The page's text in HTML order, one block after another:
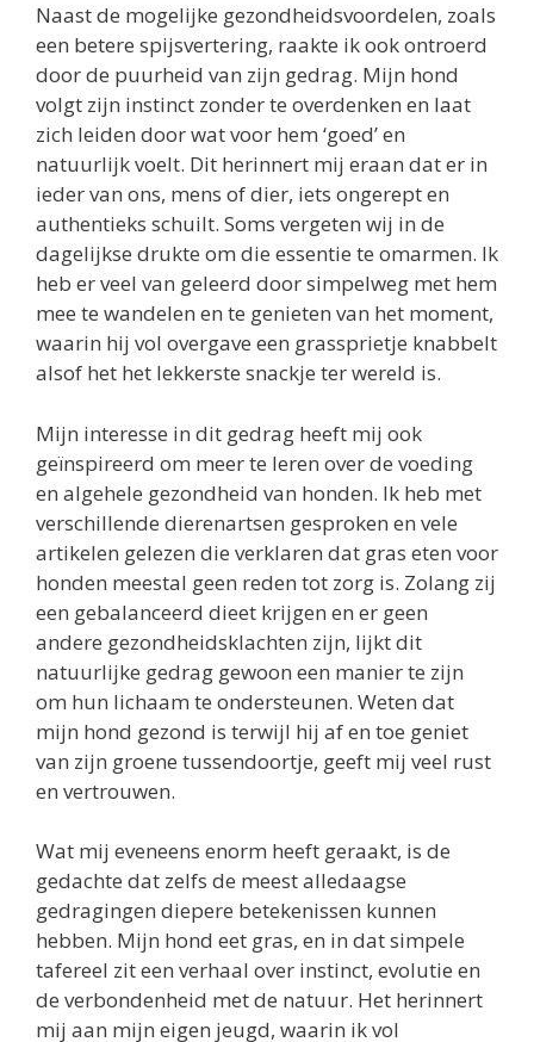
Naast de mogelijke gezondheidsvoordelen, zoals
een betere spijsvertering, raakte ik ook ontroerd
door de puurheid van zijn gedrag. Mijn hond
volgt zijn instinct zonder te overdenken en laat
zich leiden door wat voor hem ‘goed’ en
natuurlijk voelt. Dit herinnert mij eraan dat er in
ieder van ons, mens of dier, iets ongerept en
authentieks schuilt. Soms vergeten wij in de
dagelijkse drukte om die essentie te omarmen. Ik
heb er veel van geleerd door simpelweg met hem
mee te wandelen en te genieten van het moment,
waarin hij vol overgave een grassprietje knabbelt
alsof het het lekkerste snackje ter wereld is.
Mijn interesse in dit gedrag heeft mij ook
geïnspireerd om meer te leren over de voeding
en algehele gezondheid van honden. Ik heb met
verschillende dierenartsen gesproken en vele
artikelen gelezen die verklaren dat gras eten voor
honden meestal geen reden tot zorg is. Zolang zij
een gebalanceerd dieet krijgen en er geen
andere gezondheidsklachten zijn, lijkt dit
natuurlijke gedrag gewoon een manier te zijn
om hun lichaam te ondersteunen. Weten dat
mijn hond gezond is terwijl hij af en toe geniet
van zijn groene tussendoortje, geeft mij veel rust
en vertrouwen.
Wat mij eveneens enorm heeft geraakt, is de
gedachte dat zelfs de meest alledaagse
gedragingen diepere betekenissen kunnen
hebben. Mijn hond eet gras, en in dat simpele
tafereel zit een verhaal over instinct, evolutie en
de verbondenheid met de natuur. Het herinnert
mij aan mijn eigen jeugd, waarin ik vol